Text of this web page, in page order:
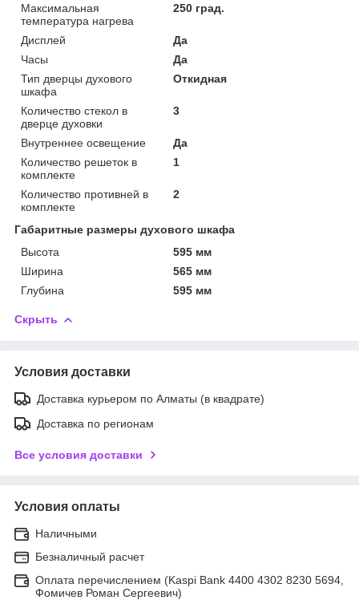
Максимальная
температура нагрева
250 град.
Дисплей
Да
Часы
Да
Тип дверцы духового
шкафа
Откидная
Количество стекол в
дверце духовки
3
Внутреннее освещение
Да
Количество решеток в
комплекте
1
Количество противней в
комплекте
2
Габаритные размеры духового шкафа
Высота
595 мм
Ширина
565 мм
Глубина
595 мм
Скрыть
Условия доставки
Доставка курьером по Алматы (в квадрате)
Доставка по регионам
Все условия доставки
Условия оплаты
Наличными
Безналичный расчет
Оплата перечислением (Kaspi Bank 4400 4302 8230 5694,
Фомичев Роман Сергеевич)